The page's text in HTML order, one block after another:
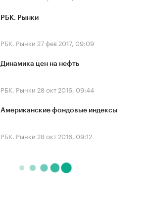
РБК. Рынки
РБК. Рынки 27 фев 2017, 09:09
Динамика цен на нефть
РБК. Рынки 28 окт 2016, 09:44
Американские фондовые индексы
РБК. Рынки 28 окт 2016, 09:12